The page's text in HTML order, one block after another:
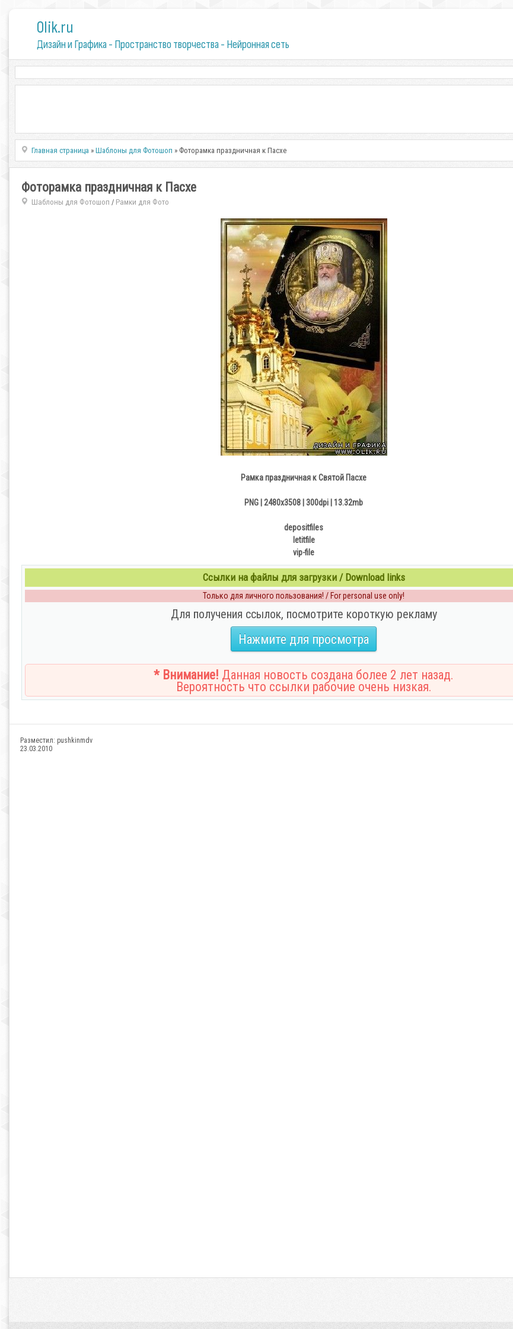
0lik.ru
Дизайн и Графика - Пространство творчества - Нейронная сеть
Главная страница »Шаблоны для Фотошоп » Фоторамка праздничная к Пасхе
Фоторамка праздничная к Пасхе
Шаблоны для Фотошоп / Рамки для Фото
Рамка праздничная к Святой Пасхе
PNG | 2480х3508 | 300dpi | 13.32mb
depositfiles
letitfile
vip-file
Ссылки на файлы для загрузки / Download links
Только для личного пользования! / For personal use only!
Для получения ссылок, посмотрите короткую рекламу
Нажмите для просмотра
* Внимание! Данная новость создана более 2 лет назад.
Вероятность что ссылки рабочие очень низкая.
Разместил: pushkinmdv
23.03.2010